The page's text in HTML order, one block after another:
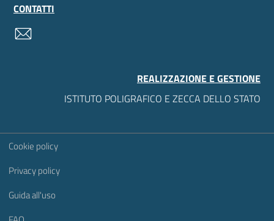
CONTATTI
REALIZZAZIONE E GESTIONE
ISTITUTO POLIGRAFICO E ZECCA DELLO STATO
Sezione Link Utili
Cookie policy
Privacy policy
Guida all'uso